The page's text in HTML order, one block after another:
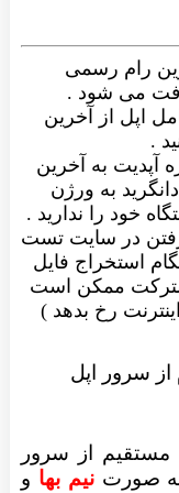
رام رسمی
می شود .
اپل از آخرین
.
آپدیت به آخرین
به ورژن
خود را ندارید .
در سایت تست
استخراج فایل
ممکن است
رخ بدهد )
از سرور اپل
مستقیم از سرور
به صورتنیم بها و